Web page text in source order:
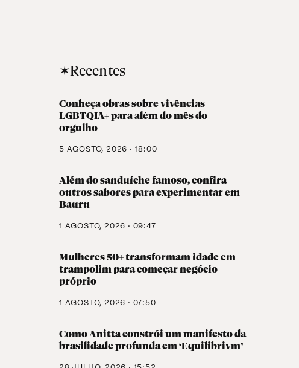
✶Recentes
Conheça obras sobre vivências
LGBTQIA+ para além do mês do
orgulho
5 AGOSTO, 2026 · 18:00
Além do sanduíche famoso, confira
outros sabores para experimentar em
Bauru
1 AGOSTO, 2026 · 09:47
Mulheres 50+ transformam idade em
trampolim para começar negócio
próprio
1 AGOSTO, 2026 · 07:50
Como Anitta constrói um manifesto da
brasilidade profunda em ‘Equilibrivm’